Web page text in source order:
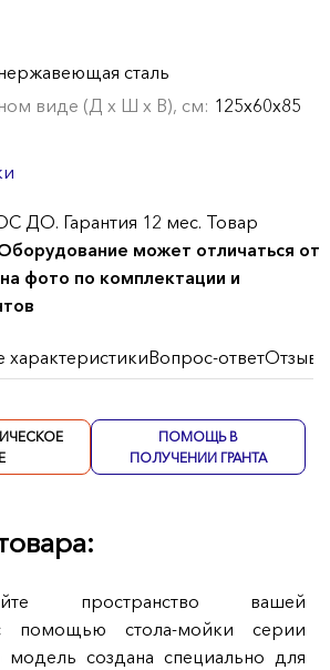
сталь
виде (Д х Ш х В), см: 125х60х85
ДО. Гарантия 12 мес. Товар
может отличаться от
фото по комплектации и
характеристикиВопрос-ответОтзывы
ПОМОЩЬ В
ПОЛУЧЕНИИ ГРАНТА
пространство вашей
помощью стола-мойки серии
создана специально для